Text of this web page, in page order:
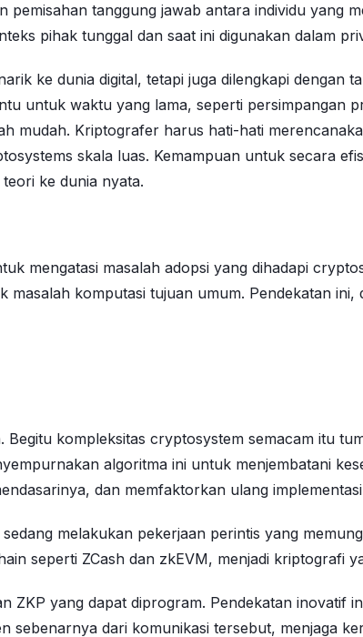
tanggung jawab antara individu yang
pihak tunggal dan saat ini digunakan dalam
ke dunia digital, tetapi juga dilengkapi dengan
untuk waktu yang lama, seperti persimpangan
mudah. Kriptografer harus hati-hati
skala luas. Kemampuan untuk secara
ke dunia nyata.
mengatasi masalah adopsi yang dihadapi
komputasi tujuan umum. Pendekatan
kompleksitas cryptosystem semacam itu
algoritma ini untuk menjembatani
dan memfaktorkan ulang
melakukan pekerjaan perintis yang
seperti ZCash dan zkEVM, menjadi kriptografi
yang dapat diprogram. Pendekatan inovatif
dari komunikasi tersebut, menjaga